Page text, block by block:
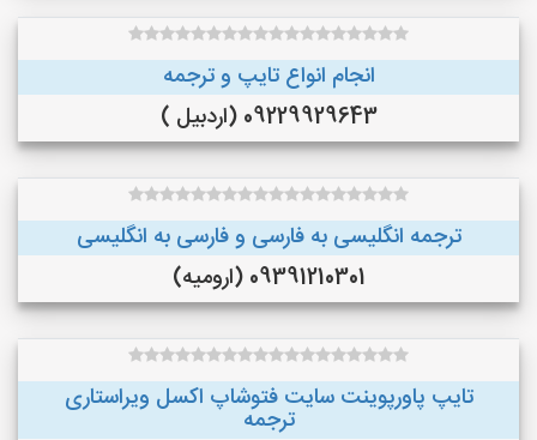
انجام انواع تایپ و ترجمه
09229929643 (اردبیل )
ترجمه انگلیسی به فارسی و فارسی به انگلیسی
09391210301 (ارومیه)
تایپ پاورپوینت سایت فتوشاپ اکسل ویراستاری
ترجمه